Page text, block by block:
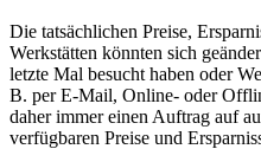
Die tatsächlichen Preise,
Werkstätten könnten sich
letzte Mal besucht haben oder
B. per E-Mail, Online- oder
daher immer einen Auftrag auf
verfügbaren Preise und